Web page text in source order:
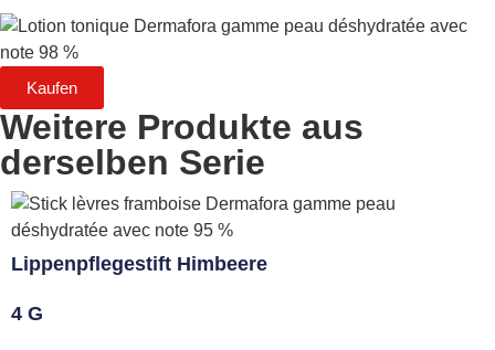
Kaufen
Weitere Produkte aus
derselben Serie
Lippenpflegestift Himbeere
4 G